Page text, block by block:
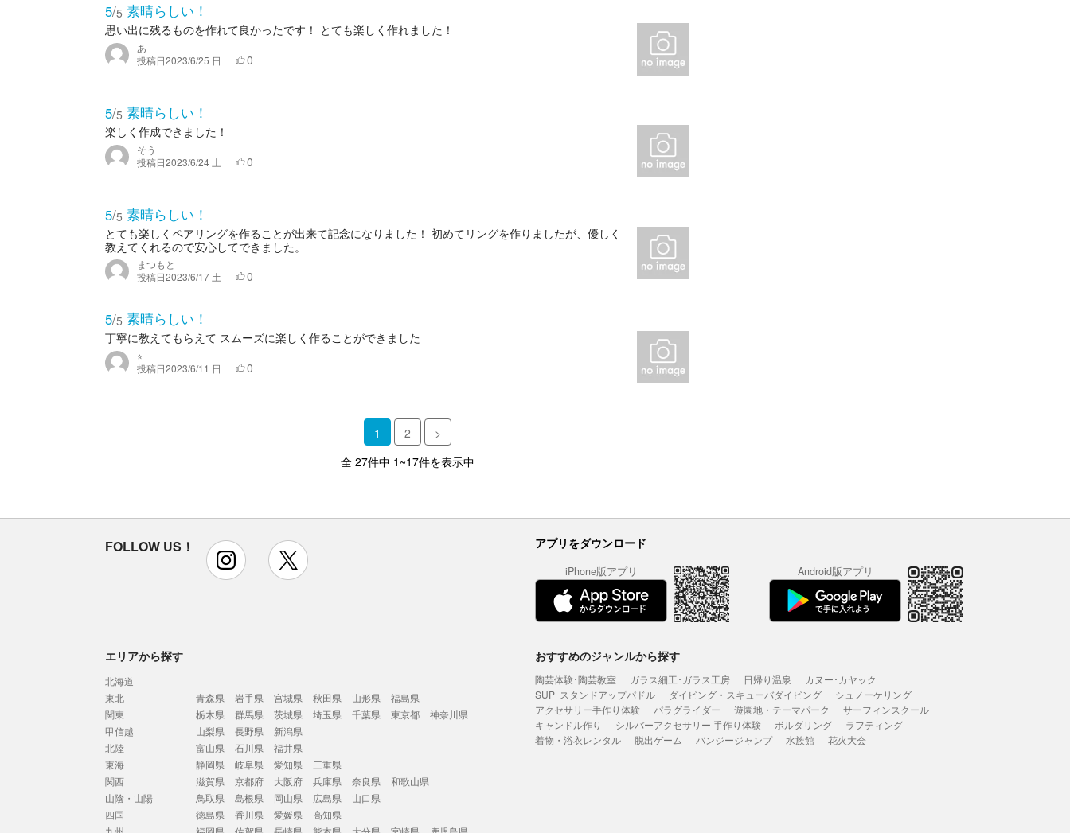
5/5 素晴らしい！
思い出に残るものを作れて良かったです！ とても楽しく作れました！
あ
投稿日2023/6/25 日 0
5/5 素晴らしい！
楽しく作成できました！
そう
投稿日2023/6/24 土 0
5/5 素晴らしい！
とても楽しくペアリングを作ることが出来て記念になりました！ 初めてリングを作りましたが、優しく
教えてくれるので安心してできました。
まつもと
投稿日2023/6/17 土 0
5/5 素晴らしい！
丁寧に教えてもらえて スムーズに楽しく作ることができました
⭐︎
投稿日2023/6/11 日 0
1 2
>
全 27件中 1~17件を表示中
FOLLOW US！ instagram アプリをダウンロード
iPhone版アプリ Android版アプリ
エリアから探す
北海道
東北
青森県 岩手県 宮城県 秋田県 山形県
福島県
関東
栃木県 群馬県 茨城県 埼玉県 千葉県 東京都
神奈川県
甲信越
山梨県 長野県
新潟県
北陸
富山県 石川県
福井県
東海
静岡県 岐阜県 愛知県
三重県
関西
滋賀県 京都府 大阪府 兵庫県 奈良県
和歌山県
山陰・山陽
鳥取県 島根県 岡山県 広島県
山口県
四国
徳島県 香川県 愛媛県
高知県
おすすめのジャンルから探す
陶芸体験･陶芸教室 ガラス細工･ガラス工房 日帰り温泉
カヌー･カヤック
SUP･スタンドアップパドル
ダイビング・スキューバダイビング
シュノーケリング
アクセサリー手作り体験
パラグライダー 遊園地・テーマパーク
サーフィンスクール
キャンドル作り
シルバーアクセサリー 手作り体験 ボルダリング
ラフティング
着物・浴衣レンタル
脱出ゲーム バンジージャンプ 水族館 花火大会